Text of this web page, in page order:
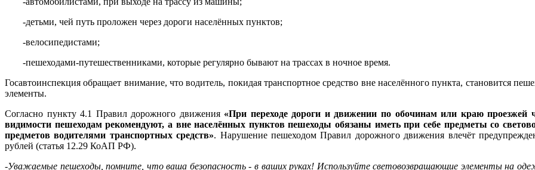
-детьми, чей путь проложен через дороги населённых пунктов;
-велосипедистами;
-пешеходами-путешественниками, которые регулярно бывают на трассах в ночное время.
Госавтоинспекция обращает внимание, что водитель, покидая транспортное средство вне населённого пункта, становится
элементы.
Согласно пункту 4.1 Правил дорожного движения «При переходе дороги и движении по обочинам или краю проезжей
видимости пешеходам рекомендуют, а вне населённых пунктов пешеходы обязаны иметь при себе предметы со
предметов водителями транспортных средств». Нарушение пешеходом Правил дорожного движения влечёт
рублей (статья 12.29 КоАП РФ).
-Уважаемые пешеходы, помните, что ваша безопасность - в ваших руках! Используйте световозвращающие элементы на